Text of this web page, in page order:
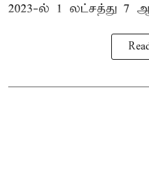
2023-ல் 1 லட்சத்து 7